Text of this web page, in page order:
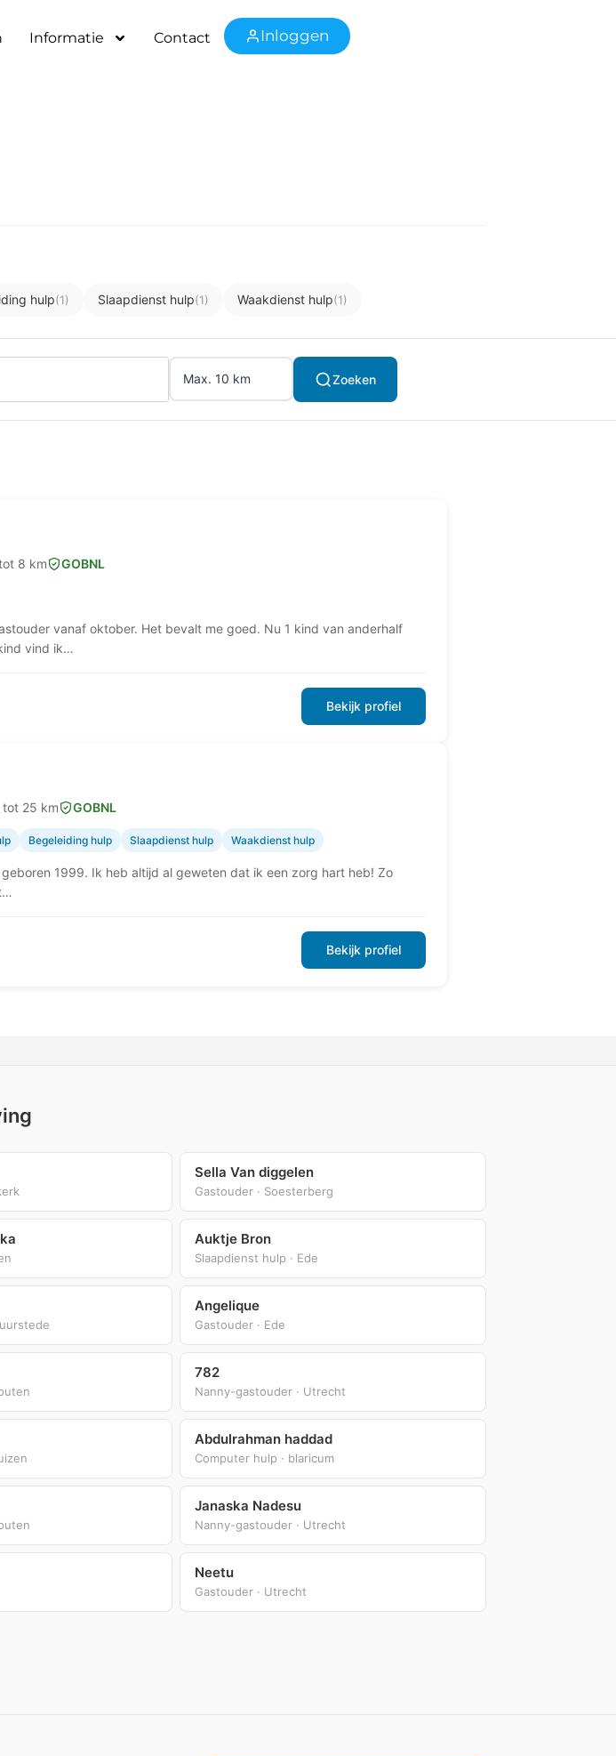
Informatie Contact Inloggen
hulp(1) Slaapdienst hulp(1) Waakdienst hulp(1)
Zoeken
8 km GOBNL
vanaf oktober. Het bevalt me goed. Nu 1 kind van anderhalf
vind ik…
Bekijk profiel
tot 25 km GOBNL
Begeleiding hulp Slaapdienst hulp Waakdienst hulp
geboren 1999. Ik heb altijd al geweten dat ik een zorg hart heb! Zo
Bekijk profiel
Sella Van diggelen
Gastouder · Soesterberg
Auktje Bron
Slaapdienst hulp · Ede
Angelique
Gastouder · Ede
782
Nanny-gastouder · Utrecht
Abdulrahman haddad
Computer hulp · blaricum
Janaska Nadesu
Nanny-gastouder · Utrecht
Neetu
Gastouder · Utrecht